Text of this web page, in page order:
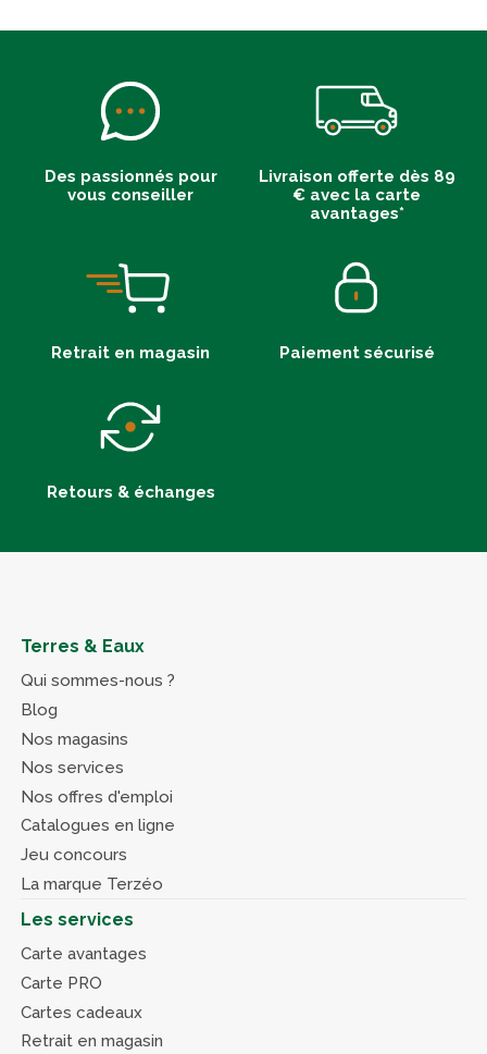
Des passionnés pour
vous conseiller
Livraison offerte dès 89
€ avec la carte
avantages*
Retrait en magasin Paiement sécurisé
Retours & échanges
Terres & Eaux
Qui sommes-nous ?
Blog
Nos magasins
Nos services
Nos offres d'emploi
Catalogues en ligne
Jeu concours
La marque Terzéo
Les services
Carte avantages
Carte PRO
Cartes cadeaux
Retrait en magasin